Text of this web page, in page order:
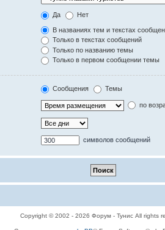
Да Нет
В названиях тем и текстах
Только в текстах сообщений
Только по названию темы
Только в первом сообщении темы
Сообщения Темы
по
символов сообщений
Copyright © 2002 - 2026 Форум - Тунис All rights